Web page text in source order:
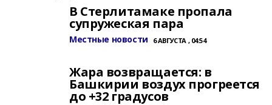
В Стерлитамаке пропала
супружеская пара
Местные новости 6 АВГУСТА , 04:54
Жара возвращается: в
Башкирии воздух прогреется
до +32 градусов